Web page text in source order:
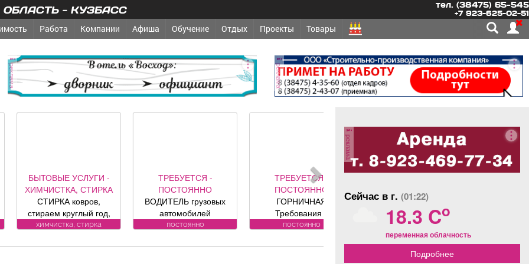
- КУЗБАСС тел. (38475) 65-545
+7 923-625-02-51
Работа Компании Афиша Обучение Отдых Проекты Товары
реклама реклама
УСЛУГИ -
СТИРКА
СТИРКА ковров,
круглый год,
и привезем
скидка
химчистка, стирка
ТРЕБУЕТСЯ -
ПОСТОЯННО
ВОДИТЕЛЬ грузовых
автомобилей
Требования к
Подробности по
постоянно
ТРЕБУЕТСЯ -
ПОСТОЯННО
ГОРНИЧНАЯ
Требования к
кандидату: без опыта
-Влажная и сухая
постоянно
реклама
Сейчас в г. (01:22)
18.3 Co
переменная облачность
Подробнее